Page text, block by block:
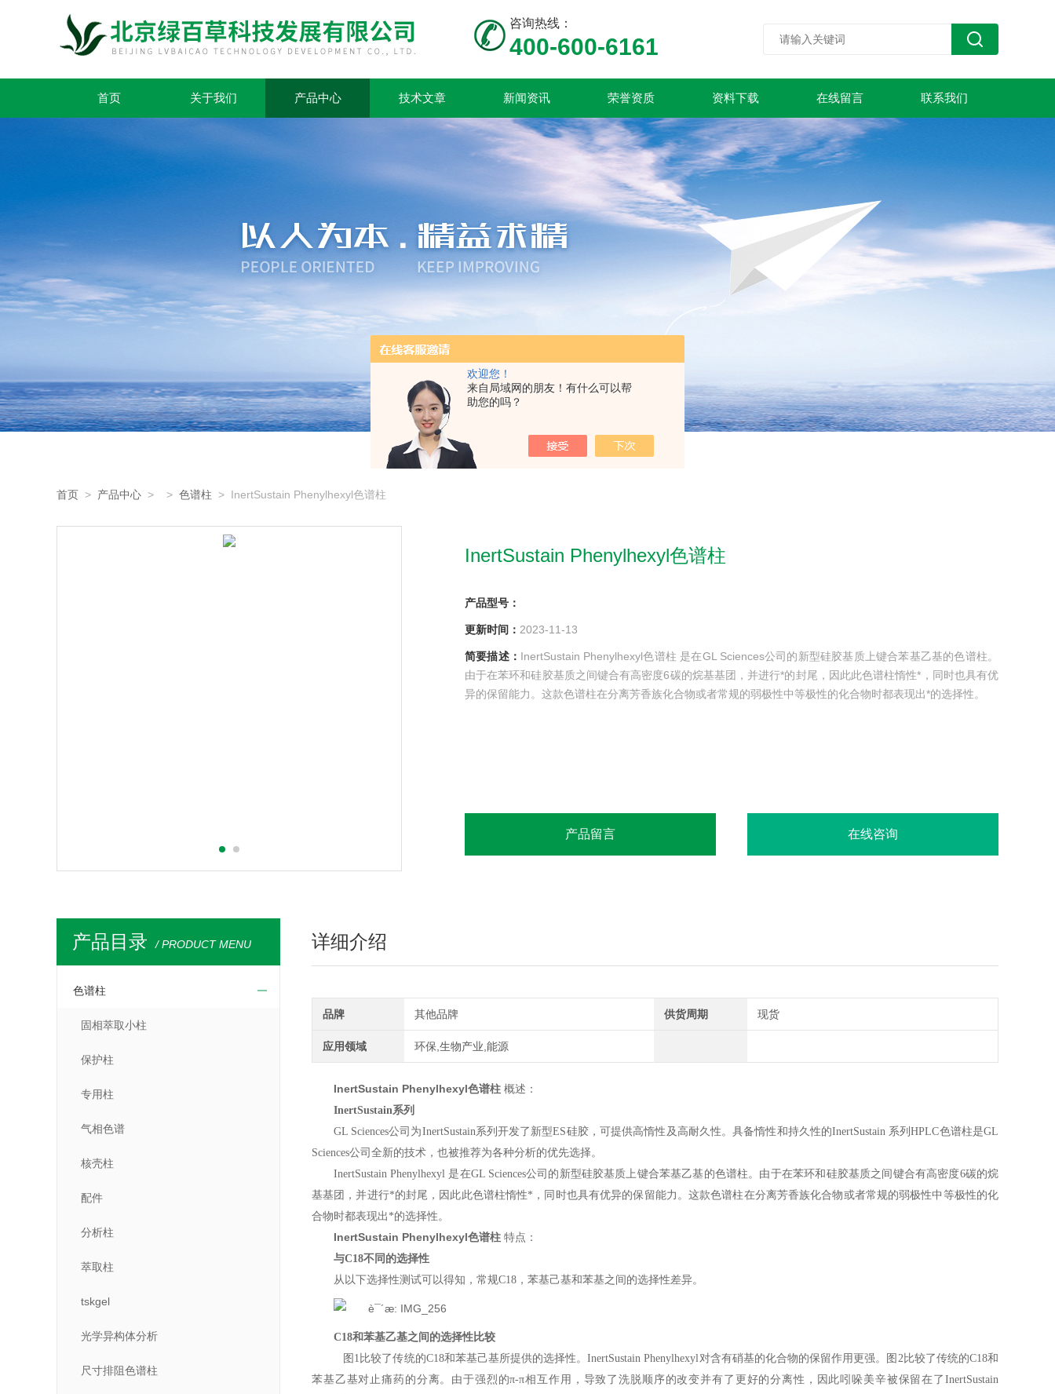
欢迎您！
来自局域网的朋友！有什么可以帮
助您的吗？
咨询热线：
400-600-6161
首页 关于我们 产品中心 技术文章 新闻资讯 荣誉资质 资料下载 在线留言 联系我们
首页 > 产品中心 > > 色谱柱 > InertSustain Phenylhexyl色谱柱
InertSustain Phenylhexyl色谱柱
产品型号：
更新时间： 2023-11-13
简要描述： InertSustain Phenylhexyl色谱柱 是在GL Sciences公司的新型硅胶基质上键合苯基乙基的色谱柱。
由于在苯环和硅胶基质之间键合有高密度6碳的烷基基团，并进行*的封尾，因此此色谱柱惰性*，同时也具有优
异的保留能力。这款色谱柱在分离芳香族化合物或者常规的弱极性中等极性的化合物时都表现出*的选择性。
产品留言 在线咨询
产品目录 / PRODUCT MENU
色谱柱
固相萃取小柱
保护柱
专用柱
气相色谱
核壳柱
配件
分析柱
萃取柱
tskgel
光学异构体分析
尺寸排阻色谱柱
详细介绍
品牌 其他品牌 供货周期 现货
应用领域 环保,生物产业,能源
InertSustain Phenylhexyl色谱柱 概述：
InertSustain系列
GL Sciences公司为InertSustain系列开发了新型ES硅胶，可提供高惰性及高耐久性。具备惰性和持久性的InertSustain 系列HPLC色谱柱是GL
Sciences公司全新的技术，也被推荐为各种分析的优先选择。
InertSustain Phenylhexyl 是在GL Sciences公司的新型硅胶基质上键合苯基乙基的色谱柱。由于在苯环和硅胶基质之间键合有高密度6碳的烷
基基团，并进行*的封尾，因此此色谱柱惰性*，同时也具有优异的保留能力。这款色谱柱在分离芳香族化合物或者常规的弱极性中等极性的化
合物时都表现出*的选择性。
InertSustain Phenylhexyl色谱柱 特点：
与C18不同的选择性
从以下选择性测试可以得知，常规C18，苯基己基和苯基之间的选择性差异。
C18和苯基乙基之间的选择性比较
图1比较了传统的C18和苯基己基所提供的选择性。InertSustain Phenylhexyl对含有硝基的化合物的保留作用更强。图2比较了传统的C18和
苯基乙基对止痛药的分离。由于强烈的π-π相互作用，导致了洗脱顺序的改变并有了更好的分离性，因此吲哚美辛被保留在了InertSustain